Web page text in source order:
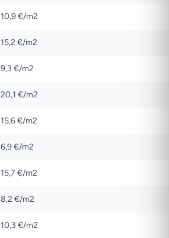
10,9 €/m2
15,2 €/m2
9,3 €/m2
20,1 €/m2
15,6 €/m2
6,9 €/m2
15,7 €/m2
8,2 €/m2
10,3 €/m2